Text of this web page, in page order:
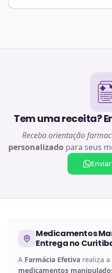
Tem uma receita?
Receba orientação
personalizado para seus
Medicamentos
Entrega no
A Farmácia Efetiva realiza a
medicamentos